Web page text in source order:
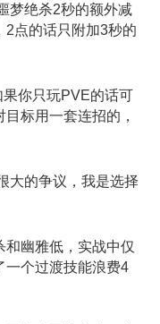
绝杀2秒的额外减
2点的话只附加3秒的
你只玩PVE的话可
标用一套连招的，
的争议，我是选择
幽雅低，实战中仅
一个过渡技能浪费4